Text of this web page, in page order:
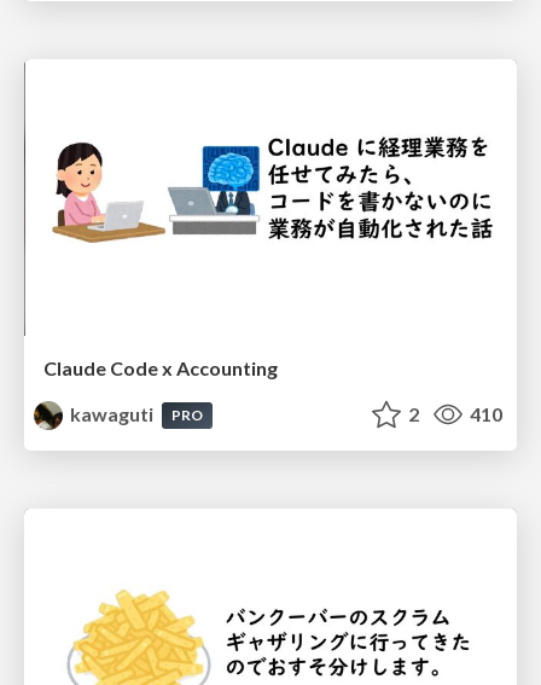
Claude Code x Accounting
kawaguti
PRO 2 410